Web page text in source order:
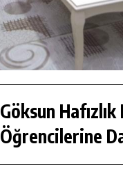
Göksun Hafızlık
Öğrencilerine